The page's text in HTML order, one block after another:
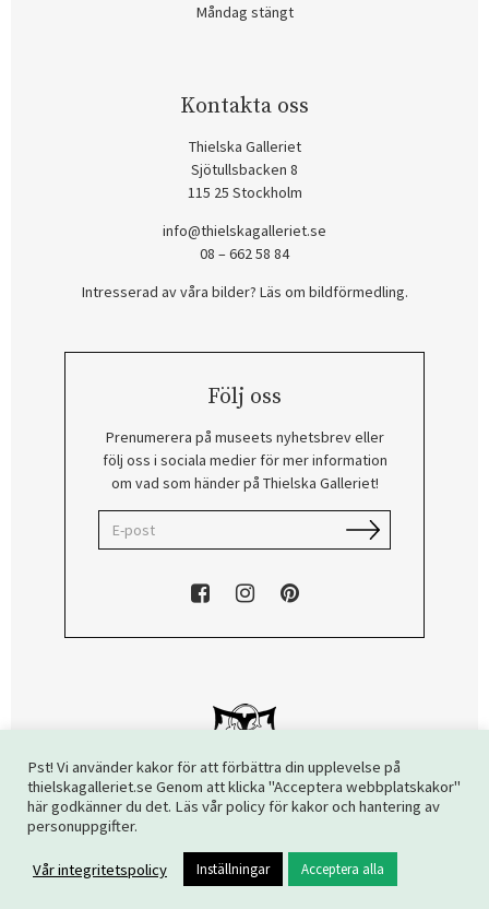
Måndag stängt
Kontakta oss
Thielska Galleriet
Sjötullsbacken 8
115 25 Stockholm
info@thielskagalleriet.se
08 – 662 58 84
Intresserad av våra bilder? Läs om bildförmedling.
Följ oss
Prenumerera på museets nyhetsbrev eller
följ oss i sociala medier för mer information
om vad som händer på Thielska Galleriet!
Copyright © 2026 Thielska Galleriet. Alla rättigheter reserverade.
Pst! Vi använder kakor för att förbättra din upplevelse på
thielskagalleriet.se Genom att klicka "Acceptera webbplatskakor"
här godkänner du det. Läs vår policy för kakor och hantering av
personuppgifter.
Vår integritetspolicy Inställningar Acceptera alla